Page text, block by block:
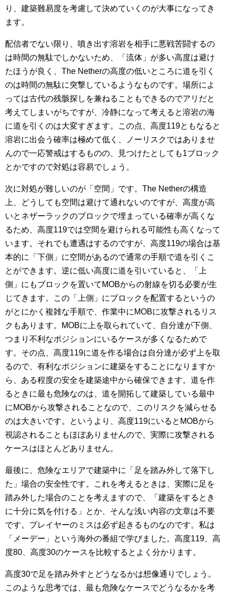
り、建築難易度を考慮して決めていくのが大事になってき
ます。
配信者でない限り、噴き出す溶岩を相手に悪戦苦闘するの
は時間の無駄でしかないため、「流体」が多い高度は避け
たほうが良く、The Netherの高度の低いところに道を引く
のは時間の無駄に突撃しているようなものです。場所によ
っては古代の残骸探しを兼ねることもできるのでアリだと
考えてしまいがちですが、冷静になって考えると溶岩の海
に道を引くのは大変すぎます。この点、高度119ともなると
溶岩に出会う確率は極めて低く、ノーリスクではありませ
んので一応警戒はするものの、見つけたとしても1ブロック
とかですので対処は容易でしょう。
次に対処が難しいのが「空間」です。The Netherの構造
上、どうしても空間は避けて通れないのですが、高度が高
いとネザーラックのブロックで埋まっている確率が高くな
るため、高度119では空間を避けられる可能性も高くなって
います。それでも遭遇はするのですが、高度119の場合は基
本的に「下側」に空間があるので通常の手順で道を引くこ
とができます。逆に低い高度に道を引いていると、「上
側」にもブロックを置いてMOBからの射線を切る必要が生
じてきます。この「上側」にブロックを配置するというの
がとにかく複雑な手順で、作業中にMOBに攻撃されるリス
クもあります。MOBに上を取られていて、自分達が下側、
つまり不利なポジションにいるケースが多くなるためで
す。その点、高度119に道を作る場合は自分達が必ず上を取
るので、有利なポジションに建築をすることになりますか
ら、ある程度の安全を建築途中から確保できます。道を作
るときに最も危険なのは、道を開拓して建築している最中
にMOBから攻撃されることなので、このリスクを減らせる
のは大きいです。というより、高度119にいるとMOBから
視認されることもほぼありませんので、実際に攻撃される
ケースはほとんどありません。
最後に、危険なエリアで建築中に「足を踏み外して落下し
た」場合の安全性です。これを考えるときは、実際に足を
踏み外した場合のことを考えますので、「建築をするとき
に十分に気を付ける」とか、そんな浅い内容の文章は不要
です。プレイヤーのミスは必ず起きるものなのです。私は
「メーデー」という海外の番組で学びました。高度119、高
度80、高度30のケースを比較するとよく分かります。
高度30で足を踏み外すとどうなるかは想像通りでしょう。
このような思考では、最も危険なケースでどうなるかを考